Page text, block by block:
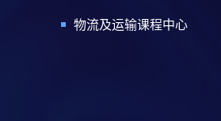
物流及运输课程中心